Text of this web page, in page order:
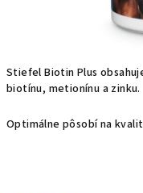
Stiefel Biotin Plus
biotínu, metionínu a zinku.
Optimálne pôsobí na